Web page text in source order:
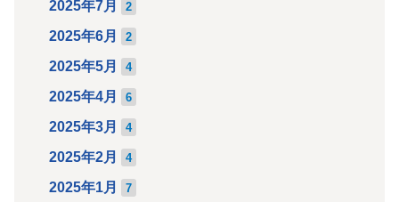
2025年7月 2
2025年6月 2
2025年5月 4
2025年4月 6
2025年3月 4
2025年2月 4
2025年1月 7